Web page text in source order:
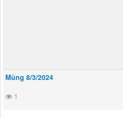
Mùng 8/3/2024
1